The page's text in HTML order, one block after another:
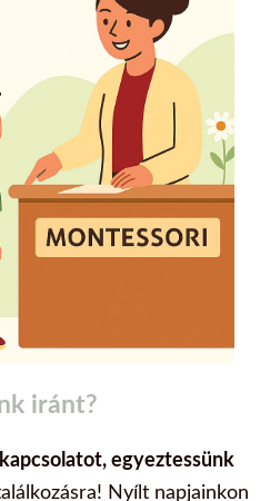
iránt?
kapcsolatot, egyeztessünk
Nyílt napjainkon